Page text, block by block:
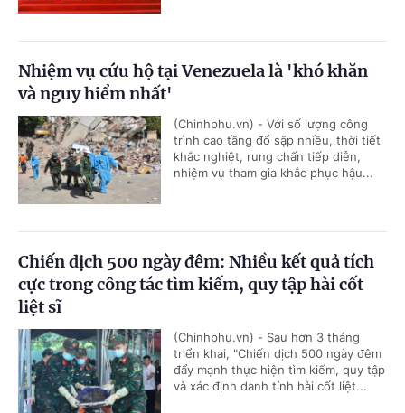
Nhiệm vụ cứu hộ tại Venezuela là 'khó khăn
và nguy hiểm nhất'
(Chinhphu.vn) - Với số lượng công
trình cao tầng đổ sập nhiều, thời tiết
khắc nghiệt, rung chấn tiếp diễn,
nhiệm vụ tham gia khắc phục hậu...
Chiến dịch 500 ngày đêm: Nhiều kết quả tích
cực trong công tác tìm kiếm, quy tập hài cốt
liệt sĩ
(Chinhphu.vn) - Sau hơn 3 tháng
triển khai, "Chiến dịch 500 ngày đêm
đẩy mạnh thực hiện tìm kiếm, quy tập
và xác định danh tính hài cốt liệt...